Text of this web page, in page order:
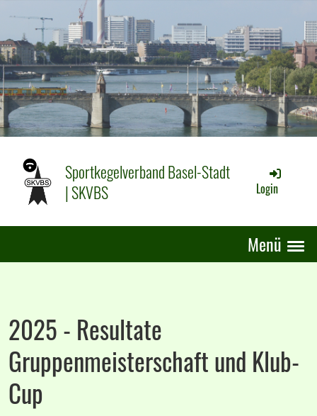
Sportkegelverband Basel-Stadt
| SKVBS
Login
Menü
2025 - Resultate
Gruppenmeisterschaft und Klub-
Cup